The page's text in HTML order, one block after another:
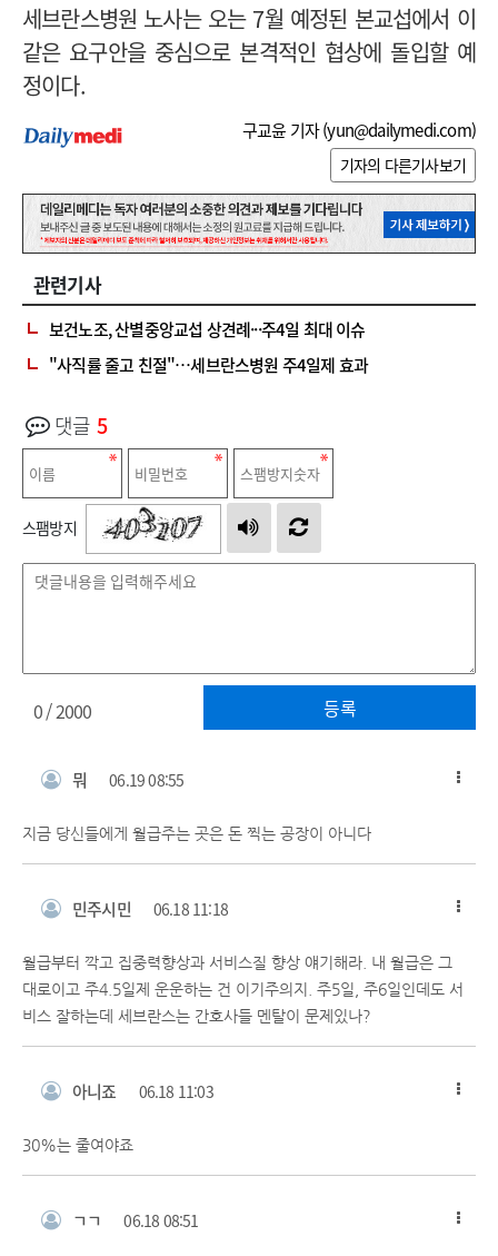
세브란스병원 노사는 오는 7월 예정된 본교섭에서 이
같은 요구안을 중심으로 본격적인 협상에 돌입할 예
정이다.
구교윤 기자 (yun@dailymedi.com)
기자의 다른기사보기
관련기사
보건노조, 산별중앙교섭 상견례···주4일 최대 이슈
"사직률 줄고 친절"…세브란스병원 주4일제 효과
댓글 5
스팸방지
등록
0/ 2000
뭐 06.19 08:55
지금 당신들에게 월급주는 곳은 돈 찍는 공장이 아니다
민주시민 06.18 11:18
월급부터 깍고 집중력향상과 서비스질 향상 얘기해라. 내 월급은 그
대로이고 주4.5일제 운운하는 건 이기주의지. 주5일, 주6일인데도 서
비스 잘하는데 세브란스는 간호사들 멘탈이 문제있나?
아니죠 06.18 11:03
30%는 줄여야죠
ㄱㄱ 06.18 08:51